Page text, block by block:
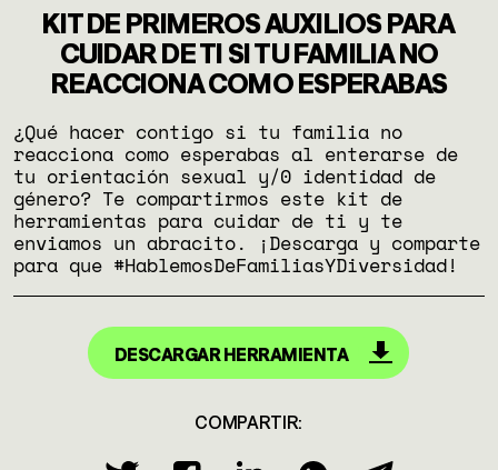
KIT DE PRIMEROS AUXILIOS PARA
CUIDAR DE TI SI TU FAMILIA NO
REACCIONA COMO ESPERABAS
¿Qué hacer contigo si tu familia no
reacciona como esperabas al enterarse de
tu orientación sexual y/0 identidad de
género? Te compartirmos este kit de
herramientas para cuidar de ti y te
enviamos un abracito. ¡Descarga y comparte
para que #HablemosDeFamiliasYDiversidad!
DESCARGAR HERRAMIENTA
COMPARTIR: